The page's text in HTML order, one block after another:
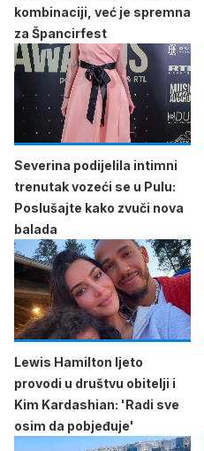
kombinaciji, već je spremna
za Špancirfest
Severina podijelila intimni
trenutak vozeći se u Pulu:
Poslušajte kako zvuči nova
balada
Lewis Hamilton ljeto
provodi u društvu obitelji i
Kim Kardashian: 'Radi sve
osim da pobjeđuje'